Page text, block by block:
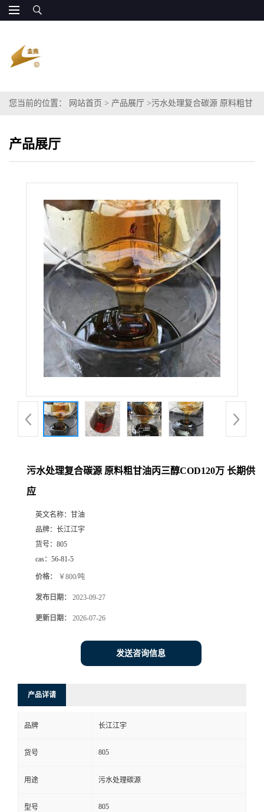
您当前的位置： 网站首页 > 产品展厅 >污水处理复合碳源 原料粗甘
产品展厅
污水处理复合碳源 原料粗甘油丙三醇COD120万 长期供
应
英文名称： 甘油
品牌： 长江江宇
货号： 805
cas： 56-81-5
价格： ￥800/吨
发布日期： 2023-09-27
更新日期： 2026-07-26
发送咨询信息
产品详请
品牌 长江江宇
货号 805
用途 污水处理碳源
型号 805